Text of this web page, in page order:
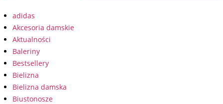
adidas
Akcesoria damskie
Aktualności
Baleriny
Bestsellery
Bielizna
Bielizna damska
Biustonosze